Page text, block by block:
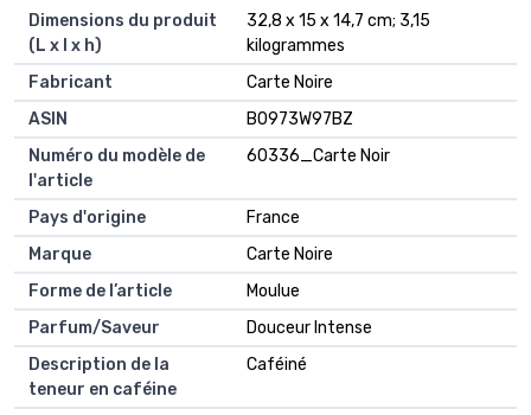
Dimensions du produit
(L x l x h)
32,8 x 15 x 14,7 cm; 3,15
kilogrammes
Fabricant
Carte Noire
ASIN
B0973W97BZ
Numéro du modèle de
l'article
60336_Carte Noir
Pays d'origine
France
Marque
Carte Noire
Forme de l’article
Moulue
Parfum/Saveur
Douceur Intense
Description de la
teneur en caféine
Caféiné